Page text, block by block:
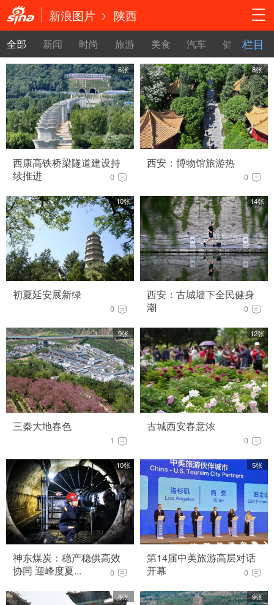
新浪图片 陕西
全部 新闻 时尚 旅游 美食 汽车 健康 教
栏目
6张
西康高铁桥梁隧道建设持
续推进
0
10张
初夏延安展新绿
0
9张
三秦大地春色
1
10张
神东煤炭：稳产稳供高效
协同 迎峰度夏...
0
8张
8张
西安：博物馆旅游热
0
14张
西安：古城墙下全民健身
潮
0
12张
古城西安春意浓
0
5张
第14届中美旅游高层对话
开幕
0
9张